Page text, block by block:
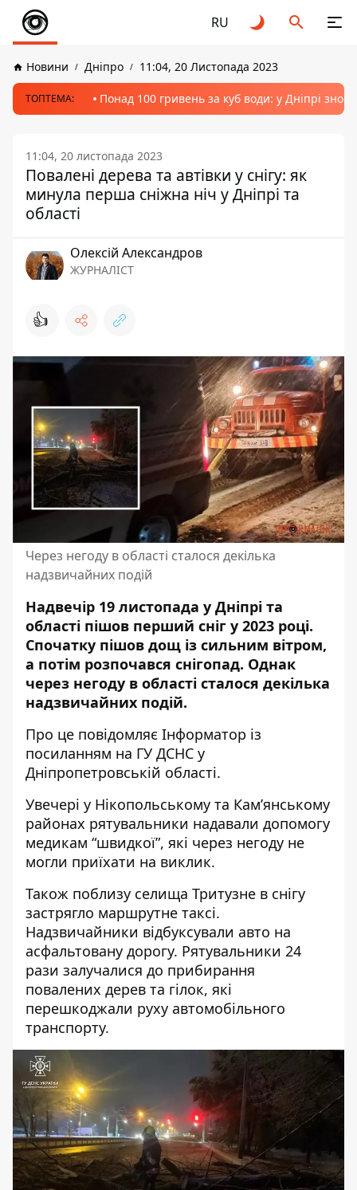
RU
Новини Дніпро 11:04, 20 Листопада 2023
ТОПТЕМА: Понад 100 гривень за куб води: у Дніпрі
11:04, 20 листопада 2023
Повалені дерева та автівки у снігу: як
минула перша сніжна ніч у Дніпрі та
області
Олексій Александров
ЖУРНАЛІСТ
👍
Через негоду в області сталося декілька
надзвичайних подій
Надвечір 19 листопада у Дніпрі та
області пішов перший сніг у 2023 році.
Спочатку пішов дощ із сильним вітром,
а потім розпочався снігопад. Однак
через негоду в області сталося декілька
надзвичайних подій.
Про це повідомляє Інформатор із
посиланням на ГУ ДСНС у
Дніпропетровській області.
Увечері у Нікопольському та Кам’янському
районах рятувальники надавали допомогу
медикам “швидкої”, які через негоду не
могли приїхати на виклик.
Також поблизу селища Тритузне в снігу
застрягло маршрутне таксі.
Надзвичайники відбуксували авто на
асфальтовану дорогу. Рятувальники 24
рази залучалися до прибирання
повалених дерев та гілок, які
перешкоджали руху автомобільного
транспорту.